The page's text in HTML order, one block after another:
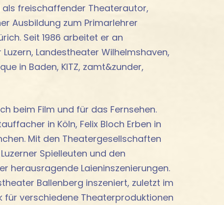
freischaffender Theaterautor,
Ausbildung zum Primarlehrer
Seit 1986 arbeitet er an
Landestheater Wilhelmshaven,
in Baden, KITZ, zamt&zunder,
beim Film und für das Fernsehen.
in Köln, Felix Bloch Erben in
Mit den Theatergesellschaften
Spielleuten und den
herausragende Laieninszenierungen.
Ballenberg inszeniert, zuletzt im
für verschiedene Theaterproduktionen